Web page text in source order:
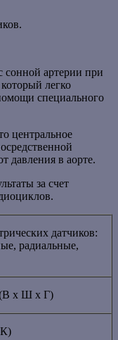
сонной артерии при
легко
специального
центральное
давления в аорте.
за счет
датчиков:
радиальные,
х Ш x Г)